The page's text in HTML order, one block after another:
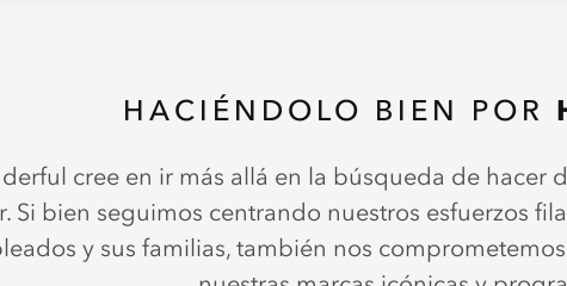
HACIÉNDOLO BIEN POR
cree en ir más allá en la búsqueda de
Si bien seguimos centrando nuestros esfuerzos
y sus familias, también nos